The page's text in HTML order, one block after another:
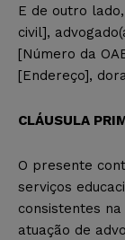
E de outro
civil],
[Número da
[Endereço],
CLÁUSULA
O presente
serviços
consistentes
atuação de